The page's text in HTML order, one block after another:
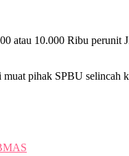
atau 10.000 Ribu perunit
pihak SPBU selincah